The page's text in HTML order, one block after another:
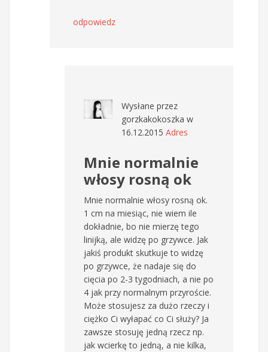
odpowiedz
Wysłane przez
gorzkakokoszka w
16.12.2015 Adres
Mnie normalnie
włosy rosną ok
Mnie normalnie włosy rosną ok.
1 cm na miesiąc, nie wiem ile
dokładnie, bo nie mierzę tego
linijką, ale widzę po grzywce. Jak
jakiś produkt skutkuje to widzę
po grzywce, że nadaje się do
cięcia po 2-3 tygodniach, a nie po
4 jak przy normalnym przyroście.
Może stosujesz za dużo rzeczy i
ciężko Ci wyłapać co Ci służy? Ja
zawsze stosuję jedną rzecz np.
jak wcierkę to jedną, a nie kilka,